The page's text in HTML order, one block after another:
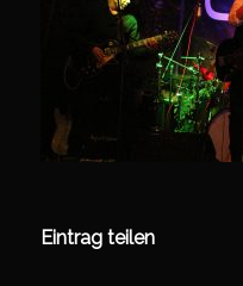
Eintrag teilen